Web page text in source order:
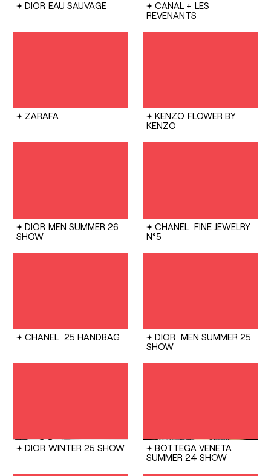
DIOR EAU SAUVAGE CANAL + LES
REVENANTS
ZARAFA KENZO FLOWER BY
KENZO
DIOR MEN SUMMER 26
SHOW
CHANEL FINE JEWELRY
N°5
CHANEL 25 HANDBAG DIOR MEN SUMMER 25
SHOW
DIOR WINTER 25 SHOW
BOTTEGA VENETA
SUMMER 24 SHOW